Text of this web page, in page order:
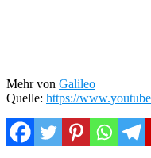
Mehr von Galileo
Quelle: https://